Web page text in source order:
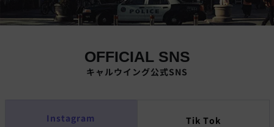
OFFICIAL SNS
キャルウイング公式SNS
Instagram Tik Tok